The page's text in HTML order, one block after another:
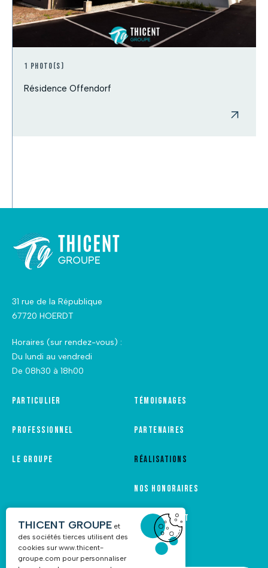
1 photo(s)
Résidence Offendorf
31 rue de la République
67720 HOERDT
Horaires (sur rendez-vous) :
Du lundi au vendredi
De 08h30 à 18h00
Particulier
Professionnel
Le groupe
Témoignages
Partenaires
Réalisations
Nos honoraires
Recrutement
THICENT GROUPE et
des sociétés tierces utilisent des
cookies surwww.thicent-
groupe.com pour personnaliser